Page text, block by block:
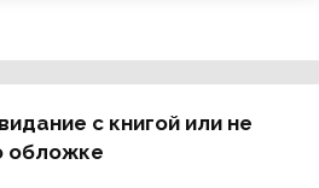
с книгой или не
обложке